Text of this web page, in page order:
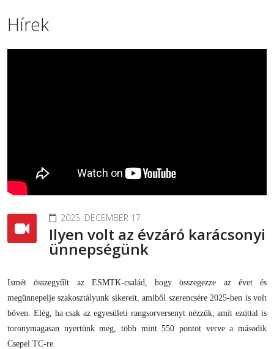
Hírek
2025. DECEMBER 17
Ilyen volt az évzáró karácsonyi
ünnepségünk
Ismét összegyűlt az ESMTK-család, hogy összegezze az évet és
megünnepelje szakosztályunk sikereit, amiből szerencsére 2025-ben is volt
bőven. Elég, ha csak az egyesületi rangsorversenyt nézzük, amit ezúttal is
toronymagasan nyertünk meg, több mint 550 pontot verve a második
Csepel TC-re.